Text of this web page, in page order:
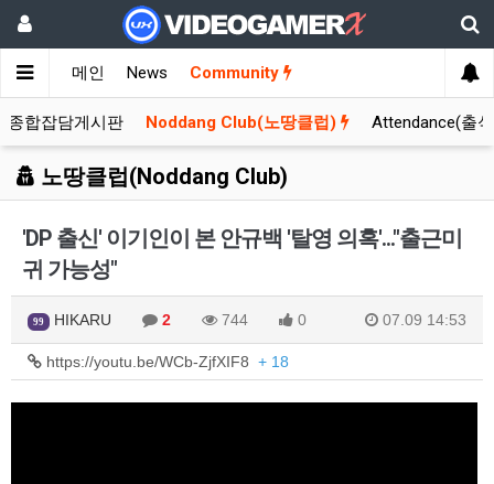
메인 News Community
종합잡담게시판 Noddang Club(노땅클럽) Attendance(출
노땅클럽(Noddang Club)
'DP 출신' 이기인이 본 안규백 '탈영 의혹'..."출근미
귀 가능성"
99 HIKARU 2 744 0 07.09 14:53
https://youtu.be/WCb-ZjfXIF8 + 18